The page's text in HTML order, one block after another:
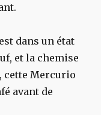
dans un état
et la chemise
cette Mercurio
avant de